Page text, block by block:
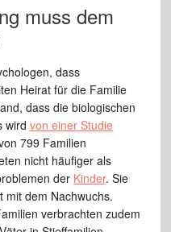
muss dem
dass
Heirat für die Familie
dass die biologischen
wird von einer Studie
799 Familien
nicht häufiger als
der Kinder. Sie
mit dem Nachwuchs.
verbrachten zudem